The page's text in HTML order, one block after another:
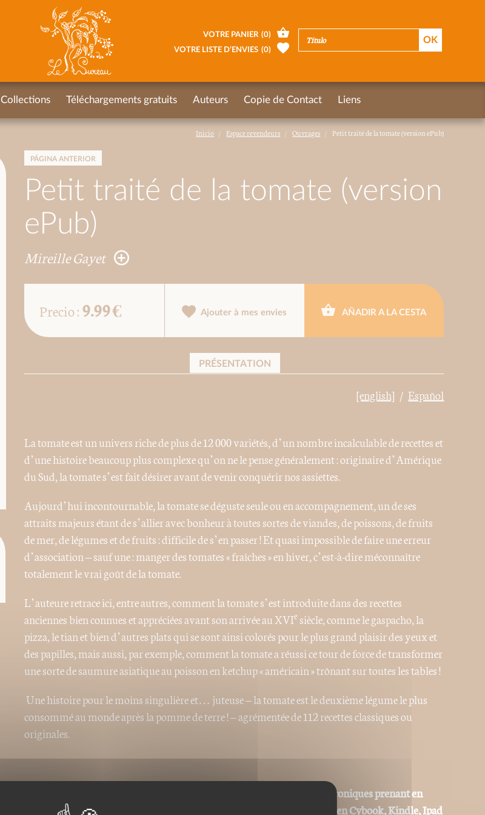
Inicio Espace revendeurs Ouvrages Petit traité de la tomate (version ePub)
PÁGINA ANTERIOR
Petit traité de la tomate (version
ePub)
Mireille Gayet
Precio :9.99 € Ajouter à mes envies AÑADIR A LA CESTA
PRÉSENTATION
[english] Español
La tomate est un univers riche de plus de 12 000 variétés, d’un nombre incalculable de recettes et
d’une histoire beaucoup plus complexe qu’on ne le pense généralement : originaire d’Amérique
du Sud, la tomate s’est fait désirer avant de venir conquérir nos assiettes.
Aujourd’hui incontournable, la tomate se déguste seule ou en accompagnement, un de ses
attraits majeurs étant de s’allier avec bonheur à toutes sortes de viandes, de poissons, de fruits
de mer, de légumes et de fruits : difficile de s’en passer ! Et quasi impossible de faire une erreur
d’association – sauf une : manger des tomates « fraîches » en hiver, c’est-à-dire méconnaître
totalement le vrai goût de la tomate.
L’auteure retrace ici, entre autres, comment la tomate s’est introduite dans des recettes
anciennes bien connues et appréciées avant son arrivée au XVIe siècle, comme le gaspacho, la
pizza, le tian et bien d’autres plats qui se sont ainsi colorés pour le plus grand plaisir des yeux et
des papilles, mais aussi, par exemple, comment la tomate a réussi ce tour de force de transformer
une sorte de saumure asiatique au poisson en ketchup « américain » trônant sur toutes les tables !
Une histoire pour le moins singulière et… juteuse – la tomate est le deuxième légume le plus
consommé au monde après la pomme de terre ! – agrémentée de 112 recettes classiques ou
originales.
Nos ePubs sont des versions adaptées aux liseuses électroniques prenant en
charge le format ePub de type Sony Reader, Kobo, Booken Cybook, Kindle, Ipad
VOTRE PANIER (0)
VOTRE LISTE D’ENVIES (0)
Collections Téléchargements gratuits Auteurs Copie de Contact Liens